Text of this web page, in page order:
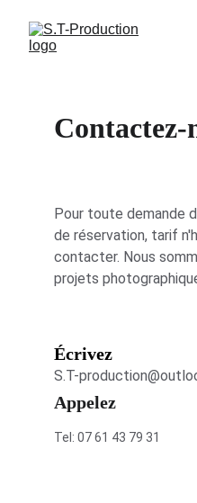
Contactez-
Pour toute demande
de réservation, tarif
contacter. Nous
projets
Écrivez
Tel: 07 61 43 79 31
Appelez
S.T-